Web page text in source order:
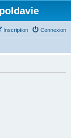
Connexion
Inscription